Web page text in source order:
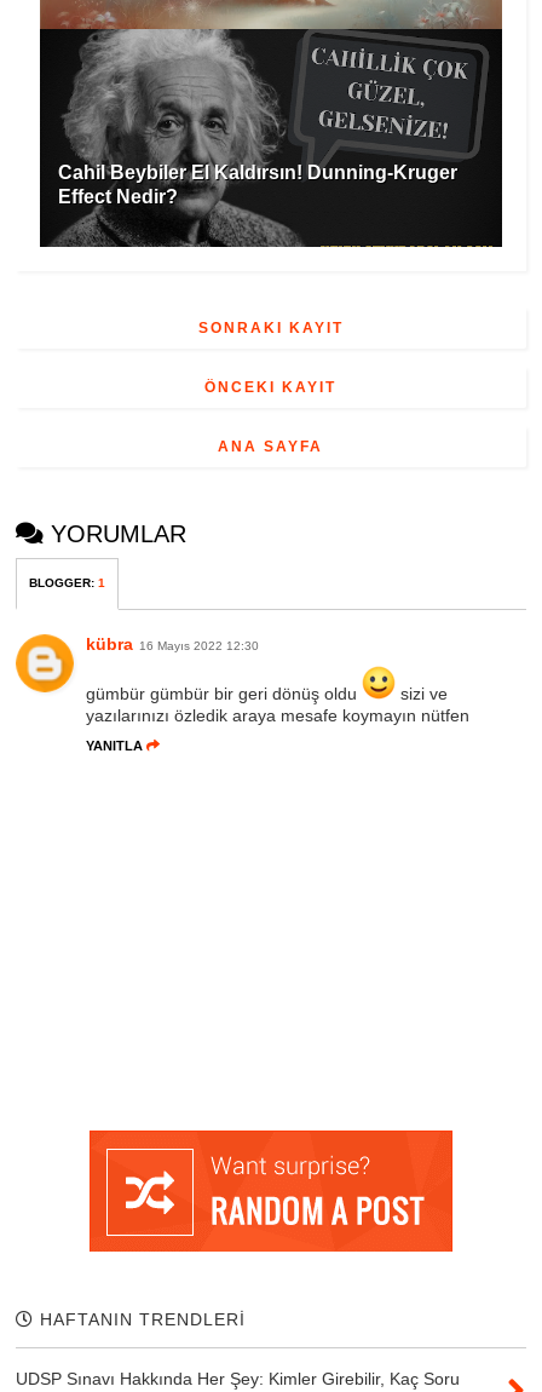
Cahil Beybiler El Kaldırsın! Dunning-Kruger
Effect Nedir?
SONRAKI KAYIT
ÖNCEKI KAYIT
ANA SAYFA
YORUMLAR
BLOGGER:1
kübra 16 Mayıs 2022 12:30
gümbür gümbür bir geri dönüş oldu
sizi ve
yazılarınızı özledik araya mesafe koymayın nütfen
YANITLA
HAFTANIN TRENDLERİ
UDSP Sınavı Hakkında Her Şey: Kimler Girebilir, Kaç Soru